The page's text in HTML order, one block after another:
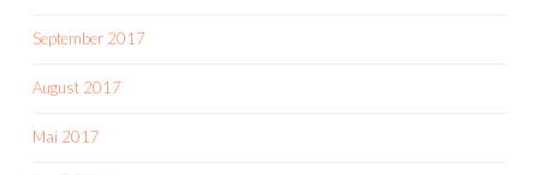
September 2017
August 2017
Mai 2017